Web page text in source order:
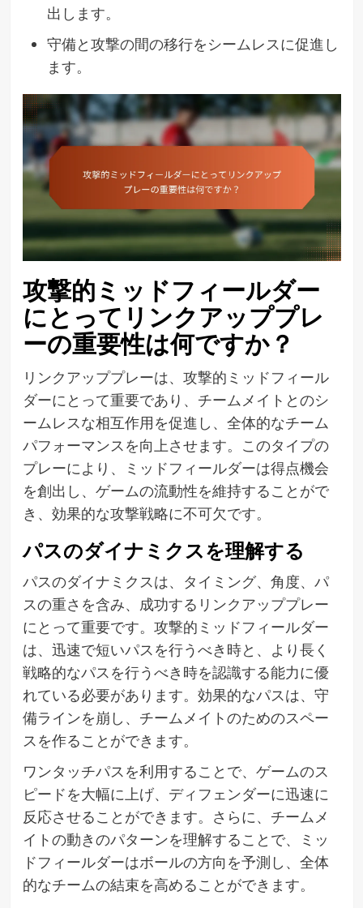
出します。
守備と攻撃の間の移行をシームレスに促進し
ます。
攻撃的ミッドフィールダー
にとってリンクアッププレ
ーの重要性は何ですか？
リンクアッププレーは、攻撃的ミッドフィール
ダーにとって重要であり、チームメイトとのシ
ームレスな相互作用を促進し、全体的なチーム
パフォーマンスを向上させます。このタイプの
プレーにより、ミッドフィールダーは得点機会
を創出し、ゲームの流動性を維持することがで
き、効果的な攻撃戦略に不可欠です。
パスのダイナミクスを理解する
パスのダイナミクスは、タイミング、角度、パ
スの重さを含み、成功するリンクアッププレー
にとって重要です。攻撃的ミッドフィールダー
は、迅速で短いパスを行うべき時と、より長く
戦略的なパスを行うべき時を認識する能力に優
れている必要があります。効果的なパスは、守
備ラインを崩し、チームメイトのためのスペー
スを作ることができます。
ワンタッチパスを利用することで、ゲームのス
ピードを大幅に上げ、ディフェンダーに迅速に
反応させることができます。さらに、チームメ
イトの動きのパターンを理解することで、ミッ
ドフィールダーはボールの方向を予測し、全体
的なチームの結束を高めることができます。